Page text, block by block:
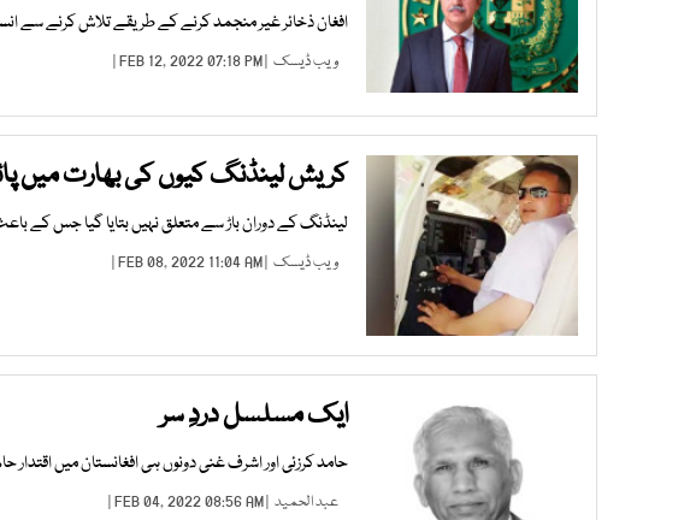
افغان ذخائر غیر منجمد کرنے کے طریقے تلاش کرنے سے
ویب ڈیسک | FEB 12, 2022 07:18 PM |
کریش لینڈنگ کیوں کی بھارت میں پائلٹ کو85 کروڑ کا بل
لینڈنگ کے دوران باڑ سے متعلق نہیں بتایا گیا جس کے
ویب ڈیسک | FEB 08, 2022 11:04 AM |
ایک مسلسل دردِ سر
حامد کرزئی اور اشرف غنی دونوں ہی افغانستان میں
عبد الحمید | FEB 04, 2022 08:56 AM |